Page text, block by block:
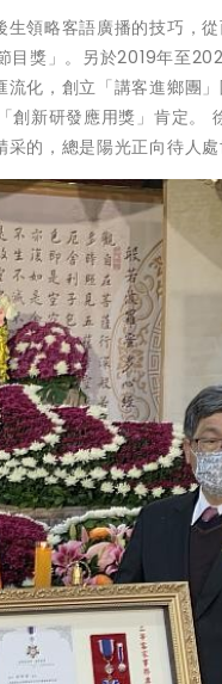
領略客語廣播的技巧，
獎」。另於2019年至
化，創立「講客進鄉團
新研發應用獎」肯定。
的，總是陽光正向待人處